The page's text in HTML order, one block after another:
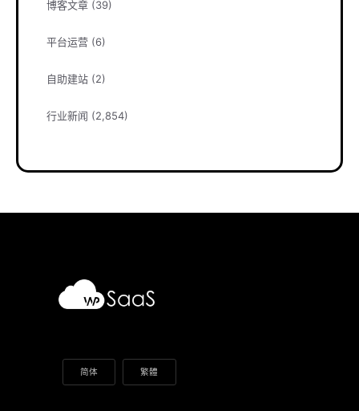
博客文章 (39)
平台运营 (6)
自助建站 (2)
行业新闻 (2,854)
简体 繁體